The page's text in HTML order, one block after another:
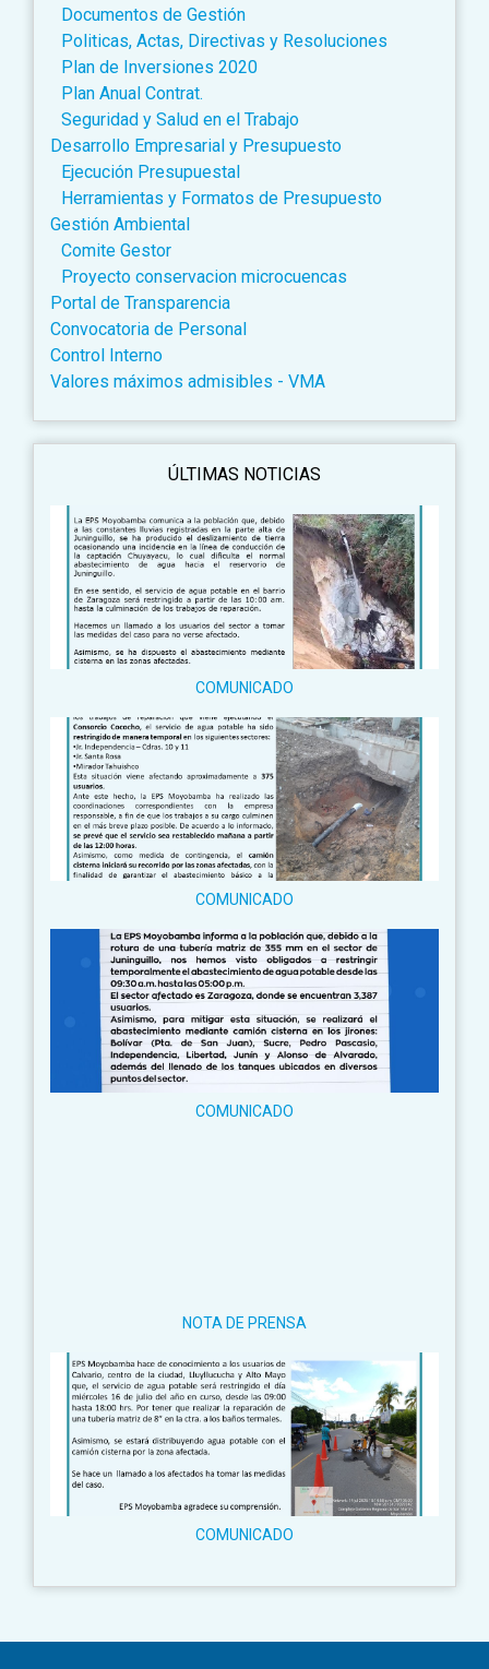
Documentos de Gestión
Politicas, Actas, Directivas y Resoluciones
Plan de Inversiones 2020
Plan Anual Contrat.
Seguridad y Salud en el Trabajo
Desarrollo Empresarial y Presupuesto
Ejecución Presupuestal
Herramientas y Formatos de Presupuesto
Gestión Ambiental
Comite Gestor
Proyecto conservacion microcuencas
Portal de Transparencia
Convocatoria de Personal
Control Interno
Valores máximos admisibles - VMA
ÚLTIMAS NOTICIAS
COMUNICADO
COMUNICADO
COMUNICADO
NOTA DE PRENSA
COMUNICADO